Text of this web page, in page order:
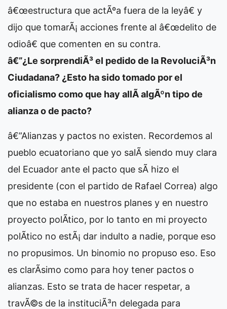
â€œestructura que actÃºa fuera de la leyâ€ y
dijo que tomarÃ¡ acciones frente al â€œdelito de
odioâ€ que comenten en su contra.
â€”¿Le sorprendiÃ³ el pedido de la RevoluciÃ³n
Ciudadana? ¿Esto ha sido tomado por el
oficialismo como que hay allÃ­ algÃºn tipo de
alianza o de pacto?
â€”Alianzas y pactos no existen. Recordemos al
pueblo ecuatoriano que yo salÃ­ siendo muy clara
del Ecuador ante el pacto que sÃ­ hizo el
presidente (con el partido de Rafael Correa) algo
que no estaba en nuestros planes y en nuestro
proyecto polÃ­tico, por lo tanto en mi proyecto
polÃ­tico no estÃ¡ dar indulto a nadie, porque eso
no propusimos. Un binomio no propuso eso. Eso
es clarÃ­simo como para hoy tener pactos o
alianzas. Esto se trata de hacer respetar, a
travÃ©s de la instituciÃ³n delegada para